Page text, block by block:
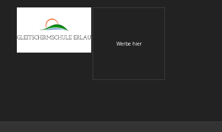
Werbe hier